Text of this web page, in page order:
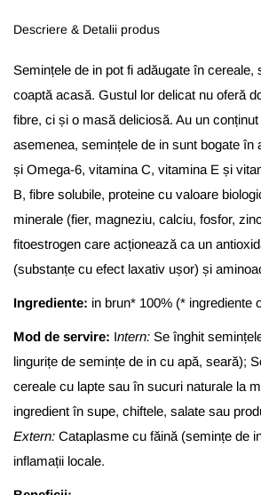
Descriere & Detalii produs
Semințele de in pot fi adăugate în cereale,
coaptă acasă. Gustul lor delicat nu oferă
fibre, ci și o masă deliciosă. Au un
asemenea, semințele de in sunt bogate în
și Omega-6, vitamina C, vitamina E și
B, fibre solubile, proteine cu valoare
minerale (fier, magneziu, calciu, fosfor,
fitoestrogen care acționează ca un
(substanțe cu efect laxativ ușor) și
Ingrediente: in brun* 100% (* ingrediente
Mod de servire: Intern: Se înghit
lingurițe de semințe de in cu apă, seară);
cereale cu lapte sau în sucuri naturale la
ingredient în supe, chiftele, salate sau
Extern: Cataplasme cu făină (semințe de
inflamații locale.